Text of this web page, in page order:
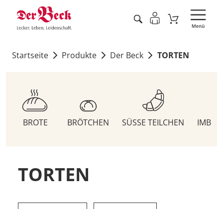
Startseite Produkte Der Beck TORTEN
BROTE BRÖTCHEN SÜSSE TEILCHEN
TORTEN